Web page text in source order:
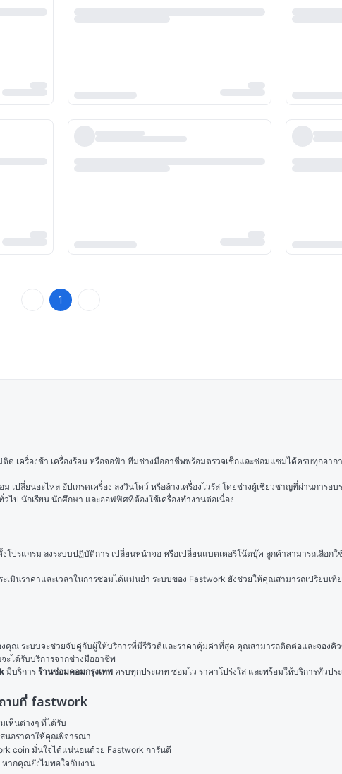
1
ด เครื่องช้า เครื่องร้อน หรือจอฟ้า ทีมช่างมืออาชีพพร้อมตรวจเช็กและซ่อมแซมได้ครบทุกอา
ปลี่ยนอะไหล่ อัปเกรดเครื่อง ลงวินโดว์ หรือล้างเครื่องไวรัส โดยช่างผู้เชี่ยวชาญที่ผ่านการอ
ไป นักเรียน นักศึกษา และออฟฟิศที่ต้องใช้เครื่องทำงานต่อเนื่อง
ปรแกรม ลงระบบปฏิบัติการ เปลี่ยนหน้าจอ หรือเปลี่ยนแบตเตอรี่โน๊ตบุ๊ค ลูกค้าสามารถเลือก
มินราคาและเวลาในการซ่อมได้แม่นยำ ระบบของ Fastwork ยังช่วยให้คุณสามารถเปรียบเ
งคุณ ระบบจะช่วยจับคู่กับผู้ให้บริการที่มีรีวิวดีและราคาคุ้มค่าที่สุด คุณสามารถติดต่อและจองคิ
ะได้รับบริการจากช่างมืออาชีพ
มีบริการ ร้านซ่อมคอมกรุงเทพ ครบทุกประเภท ซ่อมไว ราคาโปร่งใส และพร้อมให้บริการทั่วปร
านที่ fastwork
ห็นต่างๆ ที่ได้รับ
สนอราคาให้คุณพิจารณา
coin มั่นใจได้แน่นอนด้วย Fastwork การันตี
หากคุณยังไม่พอใจกับงาน